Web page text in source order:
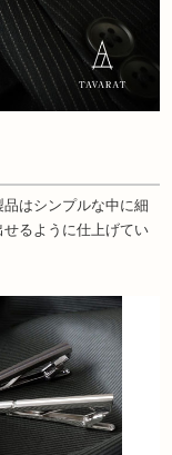
はシンプルな中に細
るように仕上げてい